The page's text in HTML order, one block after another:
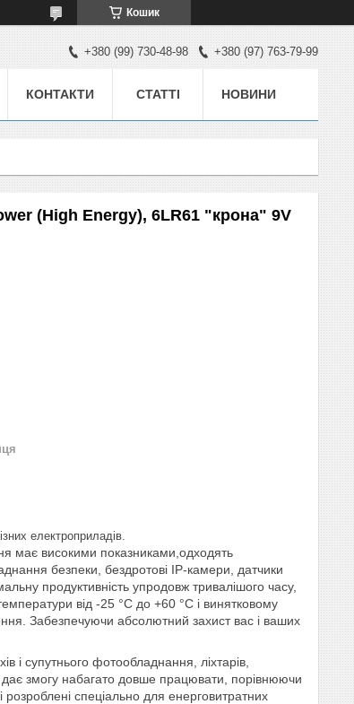
Кошик
+380 (99) 730-48-98 +380 (97) 763-79-99
КОНТАКТИ СТАТТІ НОВИНИ
(High Energy), 6LR61 "крона" 9V
електроприладів.
має високими показниками, одходять
безпеки, бездротові IP-камери, датчики
продуктивність упродовж тривалішого часу,
від -25 °C до +60 °C і винятковому
Забезпечуючи абсолютний захист вас і ваших
і супутнього фотообладнання, ліхтарів,
дає змогу набагато довше працювати, порівнюючи
спеціально для енерговитратних